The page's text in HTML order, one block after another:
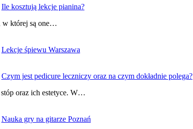
Ile kosztują lekcje pianina?
w której są one…
Lekcje śpiewu Warszawa
Czym jest pedicure leczniczy oraz na czym dokładnie polega?
oraz ich estetyce. W…
Nauka gry na gitarze Poznań